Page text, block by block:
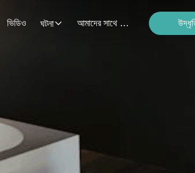
ভিডিও ঘটনা আমাদের সাথে যোগাযোগ